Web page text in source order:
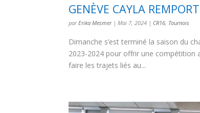
GENÈVE CAYLA
parErika Mesmer|Mai 7, 2024 | CR16, Tournois
Dimanche s’est terminé la saison du
2023-2024 pour offrir une compétition
faire les trajets liés au...